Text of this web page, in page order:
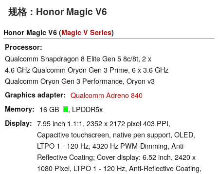
规格：Honor Magic V6
Honor Magic V6 (Magic V Series)
Processor
Qualcomm Snapdragon 8 Elite Gen 5 8c/8t, 2 x
4.6 GHz Qualcomm Oryon Gen 3 Prime, 6 x 3.6 GHz
Qualcomm Oryon Gen 3 Performance, Oryon v3
Graphics adapter Qualcomm Adreno 840
Memory 16 GB , LPDDR5x
Display
7.95 inch 1.1:1, 2352 x 2172 pixel 403 PPI,
Capacitive touchscreen, native pen support, OLED,
LTPO 1 - 120 Hz, 4320 Hz PWM-Dimming, Anti-
Reflective Coating; Cover display: 6.52 inch, 2420 x
1080 Pixel, LTPO 1 - 120 Hz, Anti-Reflective Coating,